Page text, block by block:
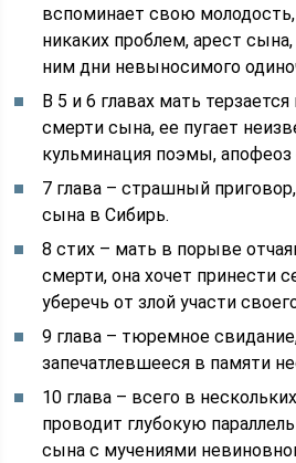
вспоминает свою
никаких проблем, арест
ним дни невыносимого
В 5 и 6 главах мать
смерти сына, ее пугает
кульминация поэмы, апофеоз
7 глава – страшный
сына в Сибирь.
8 стих – мать в порыве
смерти, она хочет принести
уберечь от злой участи
9 глава – тюремное
запечатлевшееся в памяти
10 глава – всего в
проводит глубокую
сына с мучениями